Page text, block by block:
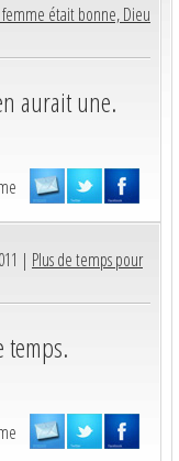
femme était bonne, Dieu
aurait une.
| Plus de temps pour
temps.